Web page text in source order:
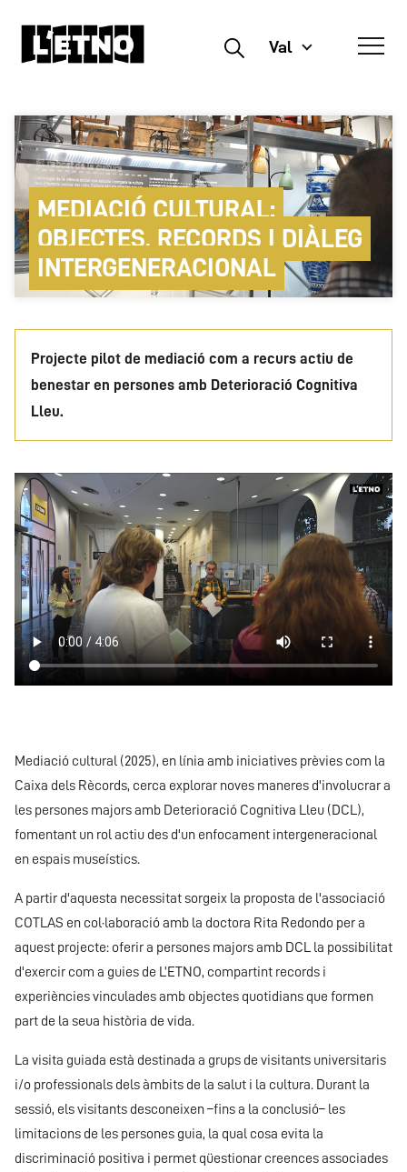
Buscar Val
MEDIACIÓ CULTURAL:
OBJECTES, RECORDS I DIÀLEG
INTERGENERACIONAL
Projecte pilot de mediació com a recurs actiu de
benestar en persones amb Deterioració Cognitiva
Lleu.
Archivo
de
vídeo
Mediació cultural (2025), en línia amb iniciatives prèvies com la
Caixa dels Rècords, cerca explorar noves maneres d'involucrar a
les persones majors amb Deterioració Cognitiva Lleu (DCL),
fomentant un rol actiu des d'un enfocament intergeneracional
en espais museístics.
A partir d'aquesta necessitat sorgeix la proposta de l'associació
COTLAS en col·laboració amb la doctora Rita Redondo per a
aquest projecte: oferir a persones majors amb DCL la possibilitat
d'exercir com a guies de L’ETNO, compartint records i
experiències vinculades amb objectes quotidians que formen
part de la seua història de vida.
La visita guiada està destinada a grups de visitants universitaris
i/o professionals dels àmbits de la salut i la cultura. Durant la
sessió, els visitants desconeixen –fins a la conclusió– les
limitacions de les persones guia, la qual cosa evita la
discriminació positiva i permet qüestionar creences associades